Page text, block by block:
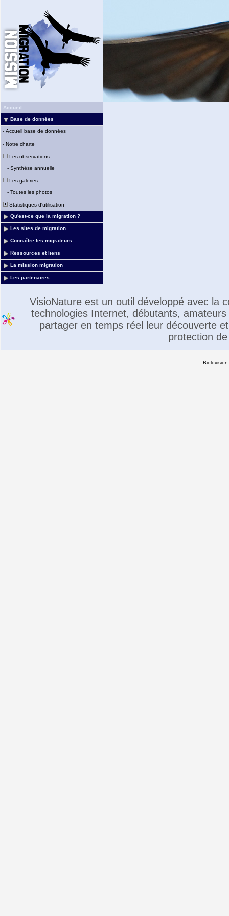
Accueil
Base de données
- Accueil base de données
- Notre charte
Les observations
- Synthèse annuelle
Les galeries
- Toutes les photos
Statistiques d'utilisation
Qu'est-ce que la migration ?
Les sites de migration
Connaître les migrateurs
Ressources et liens
La mission migration
Les partenaires
VisioNature est un outil développé avec la
technologies Internet, débutants,
partager en temps réel leur découverte
protection
Biolovision